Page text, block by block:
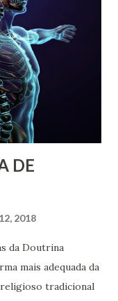
DE
2018
Doutrina
mais adequada da
religioso tradicional